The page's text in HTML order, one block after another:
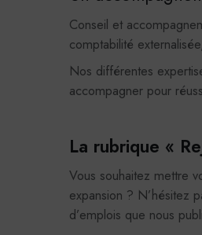
Conseil et
comptabilité
Nos différentes
accompagner pour
La rubrique «
Vous souhaitez mettre
expansion ? N’hésitez
d’emplois que nous